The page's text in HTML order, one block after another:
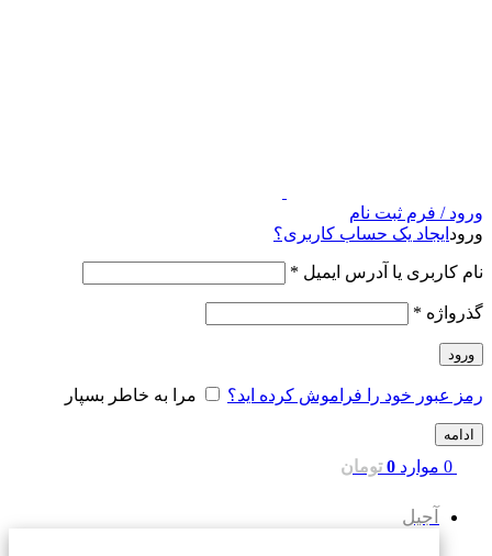
ورود / فرم ثبت نام
ورود ایجاد یک حساب کاربری؟
نام کاربری یا آدرس ایمیل *
گذرواژه *
ورود
رمز عبور خود را فراموش کرده اید؟ مرا به خاطر بسپار
ادامه
0 موارد 0 تومان
آجیل